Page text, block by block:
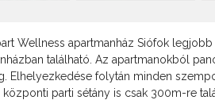
Wellness apartmanház Siófok
található. Az apartmanokból
Elhelyezkedése folytán minden
központi parti sétány is csak 300m-re